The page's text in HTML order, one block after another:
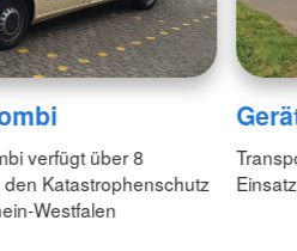
verfügt über 8
Katastrophenschutz
Westfalen